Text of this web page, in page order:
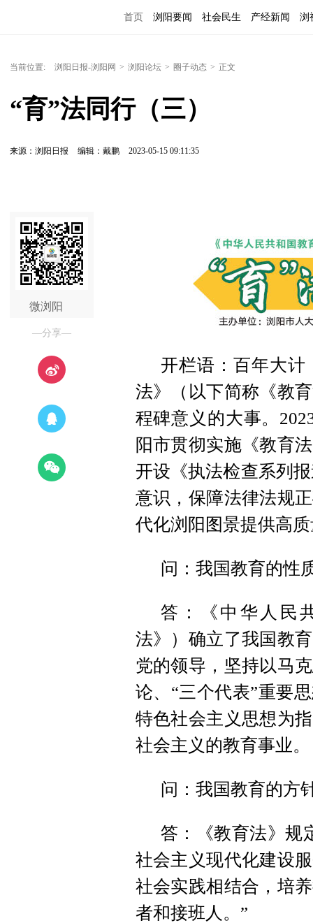
首页 浏阳要闻 社会民生 产经新闻 浏
当前位置: 浏阳日报-浏阳网 > 浏阳论坛 > 圈子动态 > 正文
“育”法同行（三）
来源：浏阳日报 编辑：戴鹏 2023-05-15 09:11:35
微浏阳
—分享—
开栏语：百年大计
法》（以下简称《教
程碑意义的大事。
阳市贯彻实施《教育
开设《执法检查系列
意识，保障法律法规
代化浏阳图景提供高
问：我国教育的性
答：《中华人民
法》）确立了我国教
党的领导，坚持以马
论、“三个代表”重要
特色社会主义思想为
社会主义的教育事业。
问：我国教育的方
答：《教育法》规
社会主义现代化建设
社会实践相结合，培
者和接班人。”